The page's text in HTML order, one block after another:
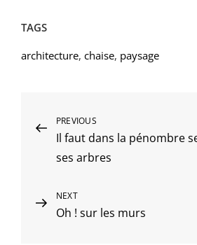
TAGS
architecture, chaise, paysage
Navigation
de
Previous
Post
PREVIOUS
Il faut dans la pénombre
ses arbres
Next
Post
NEXT
Oh ! sur les murs